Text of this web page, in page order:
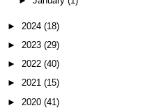
► 2024 (18)
► 2023 (29)
► 2022 (40)
► 2021 (15)
► 2020 (41)